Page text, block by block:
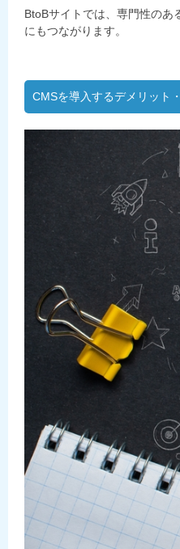
BtoBサイトでは、専門性のあ
にもつながります。
CMSを導入するデメリット